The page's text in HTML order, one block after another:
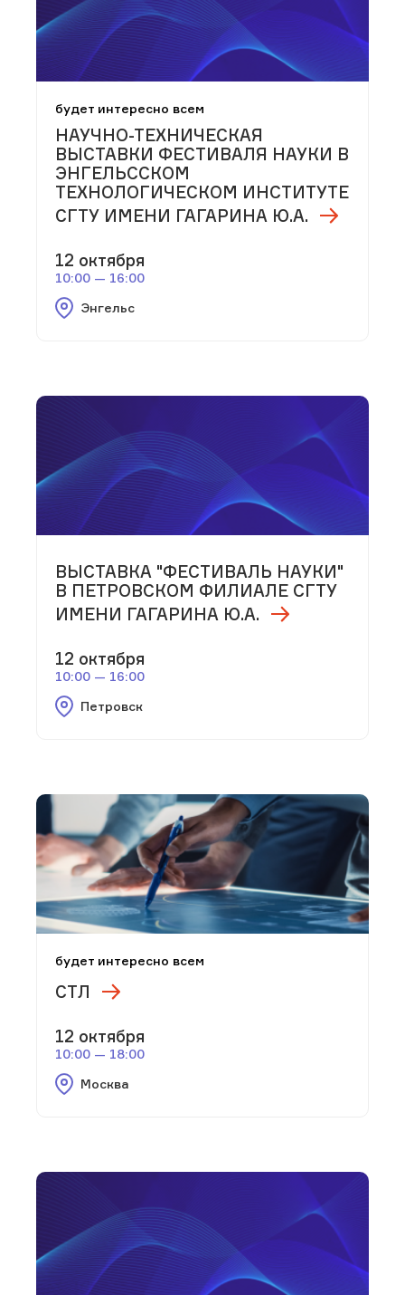
будет интересно всем
НАУЧНО-ТЕХНИЧЕСКАЯ
ВЫСТАВКИ ФЕСТИВАЛЯ НАУКИ В
ЭНГЕЛЬССКОМ
ТЕХНОЛОГИЧЕСКОМ ИНСТИТУТЕ
СГТУ ИМЕНИ ГАГАРИНА Ю.А.
12 октября
10:00 — 16:00
Энгельс
ВЫСТАВКА "ФЕСТИВАЛЬ НАУКИ"
В ПЕТРОВСКОМ ФИЛИАЛЕ СГТУ
ИМЕНИ ГАГАРИНА Ю.А.
12 октября
10:00 — 16:00
Петровск
будет интересно всем
СТЛ
12 октября
10:00 — 18:00
Москва